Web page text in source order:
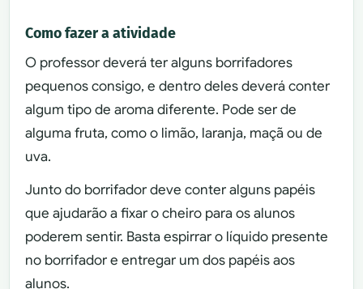
Como fazer a atividade
O professor deverá ter alguns borrifadores
pequenos consigo, e dentro deles deverá conter
algum tipo de aroma diferente. Pode ser de
alguma fruta, como o limão, laranja, maçã ou de
uva.
Junto do borrifador deve conter alguns papéis
que ajudarão a fixar o cheiro para os alunos
poderem sentir. Basta espirrar o líquido presente
no borrifador e entregar um dos papéis aos
alunos.